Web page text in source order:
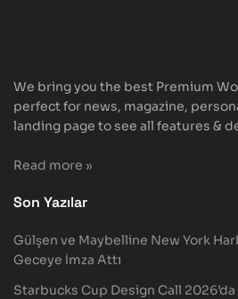
We bring you the best Premium
perfect for news, magazine,
landing page to see all features &
Read more »
Son Yazılar
Gülşen ve Maybelline New York
Geceye İmza Attı
Starbucks Cup Design Call 2026’da